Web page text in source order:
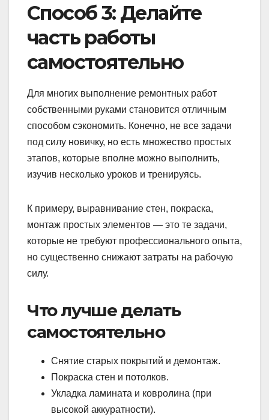
Способ 3: Делайте
часть работы
самостоятельно
Для многих выполнение ремонтных работ
собственными руками становится отличным
способом сэкономить. Конечно, не все задачи
под силу новичку, но есть множество простых
этапов, которые вполне можно выполнить,
изучив несколько уроков и тренируясь.
К примеру, выравнивание стен, покраска,
монтаж простых элементов — это те задачи,
которые не требуют профессионального опыта,
но существенно снижают затраты на рабочую
силу.
Что лучше делать
самостоятельно
Снятие старых покрытий и демонтаж.
Покраска стен и потолков.
Укладка ламината и ковролина (при
высокой аккуратности).